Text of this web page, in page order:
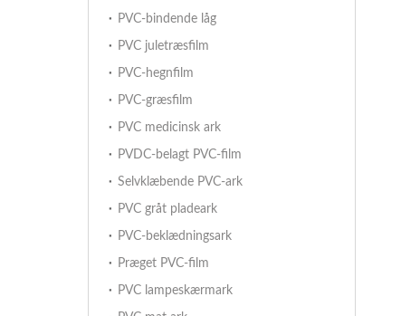
PVC-bindende låg
PVC juletræsfilm
PVC-hegnfilm
PVC-græsfilm
PVC medicinsk ark
PVDC-belagt PVC-film
Selvklæbende PVC-ark
PVC gråt pladeark
PVC-beklædningsark
Præget PVC-film
PVC lampeskærmark